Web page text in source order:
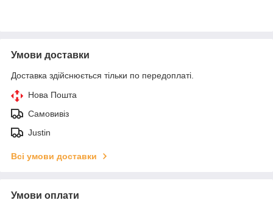
Умови доставки
Доставка здійснюється тільки по передоплаті.
Нова Пошта
Самовивіз
Justin
Всі умови доставки
Умови оплати